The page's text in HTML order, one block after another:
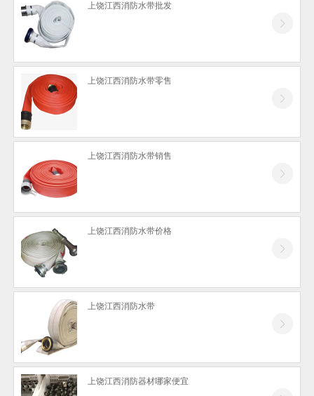
上饶消防栓、消防箱
上饶消防应急灯及安全指示标识
上饶消防装备
上饶防火门
上饶停车场系统
上饶安防器材
上饶消防设计
上饶江西消防水带批发
上饶江西消防水带零售
上饶江西消防水带销售
上饶江西消防水带价格
上饶江西消防水带
上饶江西消防器材哪家便宜